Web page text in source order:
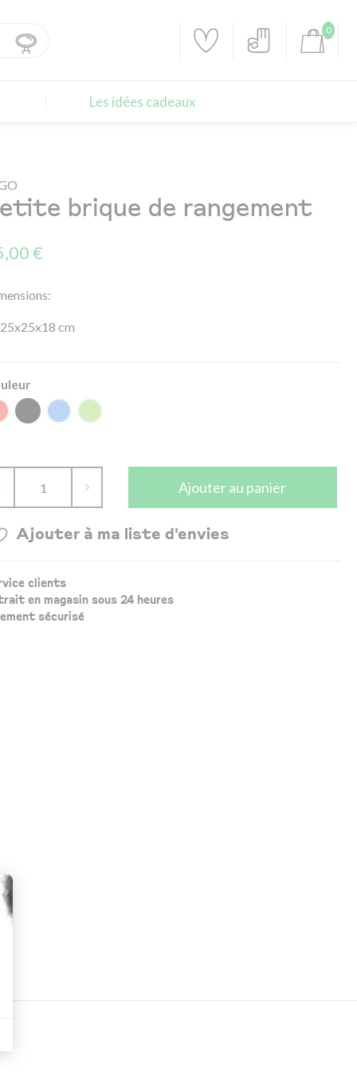
0
Les idées cadeaux
brique de rangement
€
25x25x18 cm
Ajouter au panier
Ajouter à ma liste d'envies
clients
en magasin sous 24 heures
sécurisé